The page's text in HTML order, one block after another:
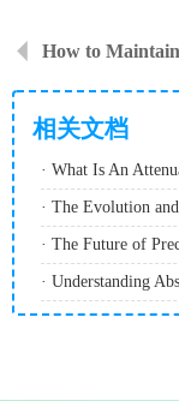
How to
相关文档
· The Evolution